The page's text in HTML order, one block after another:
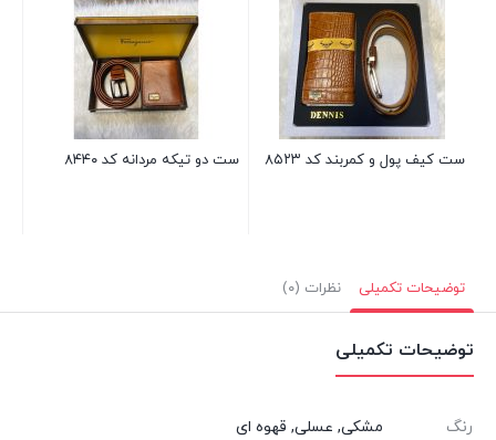
ست کیف پول و کمربند کد ۸۵۲۳ ست دو تیکه مردانه کد ۸۴۴۰
توضیحات تکمیلی نظرات (۰)
توضیحات تکمیلی
رنگ مشکی, عسلی, قهوه ای